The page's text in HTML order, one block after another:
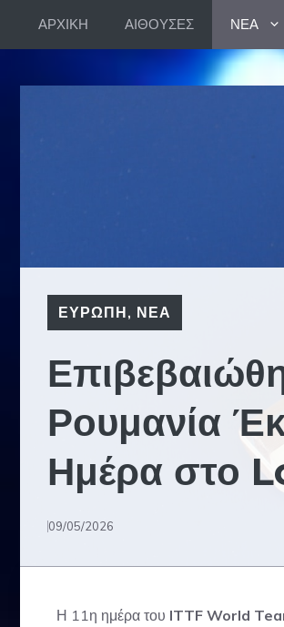
ΑΡΧΙΚΗ ΑΙΘΟΥΣΕΣ ΝΕΑ
ΕΥΡΩΠΗ, ΝΕΑ
Ρουμανία
Ημέρα στο
09/05/2026
Η 11η ημέρα του ITTF World